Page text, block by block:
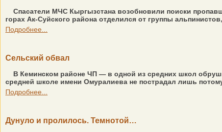
Спасатели МЧС Кыргызстана возобновили поиски
горах Ак-Суйского района отделился от группы
Подробнее...
Сельский обвал
В Кеминском районе ЧП — в одной из средних школ
средней школе имени Омуралиева не пострадал лишь
Подробнее...
Дунуло и пролилось. Темнотой…